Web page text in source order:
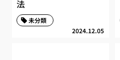
法
2024.12.05
未分類